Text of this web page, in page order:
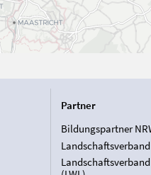
Partner
Bildungspartner